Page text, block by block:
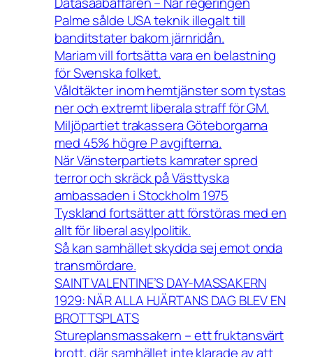
Palme sålde USA teknik illegalt till
banditstater bakom järnridån.
Mariam vill fortsätta vara en belastning
för Svenska folket.
Våldtäkter inom hemtjänster som tystas
ner och extremt liberala straff för GM.
Miljöpartiet trakassera Göteborgarna
med 45% högre P avgifterna.
När Vänsterpartiets kamrater spred
terror och skräck på Västtyska
ambassaden i Stockholm 1975
Tyskland fortsätter att förstöras med en
allt för liberal asylpolitik.
Så kan samhället skydda sej emot onda
transmördare.
SAINT VALENTINE’S DAY-MASSAKERN
1929: NÄR ALLA HJÄRTANS DAG BLEV EN
BROTTSPLATS
Stureplansmassakern – ett fruktansvärt
brott, där samhället inte klarade av att